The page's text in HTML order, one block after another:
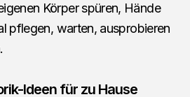
Körper spüren, Hände
pflegen, warten, ausprobieren
Ideen für zu Hause